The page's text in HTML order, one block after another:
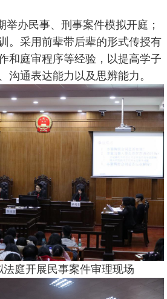
举办民事、刑事案件模拟开庭；
。采用前辈带后辈的形式传授有
和庭审程序等经验，以提高学子
沟通表达能力以及思辨能力。
法庭开展民事案件审理现场